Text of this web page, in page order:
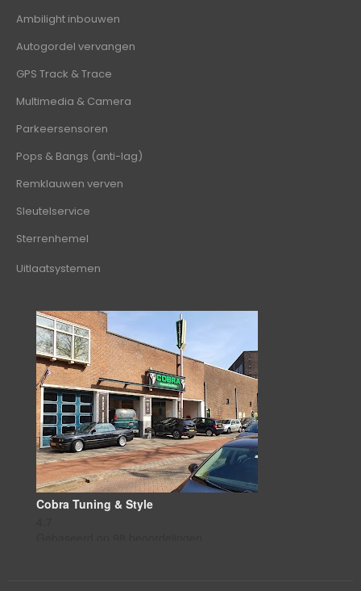
Ambilight inbouwen
Autogordel vervangen
GPS Track & Trace
Multimedia & Camera
Parkeersensoren
Pops & Bangs (anti-lag)
Remklauwen verven
Sleutelservice
Sterrenhemel
Uitlaatsystemen
Cobra Tuning & Style